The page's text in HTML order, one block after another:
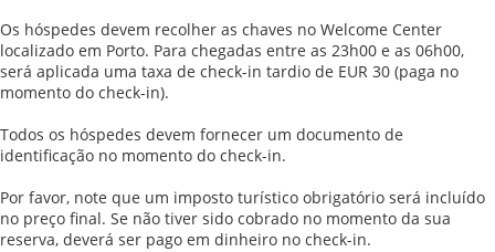
Os hóspedes devem recolher as chaves no Welcome Center
localizado em Porto. Para chegadas entre as 23h00 e as 06h00,
será aplicada uma taxa de check-in tardio de EUR 30 (paga no
momento do check-in).
Todos os hóspedes devem fornecer um documento de
identificação no momento do check-in.
Por favor, note que um imposto turístico obrigatório será incluído
no preço final. Se não tiver sido cobrado no momento da sua
reserva, deverá ser pago em dinheiro no check-in.